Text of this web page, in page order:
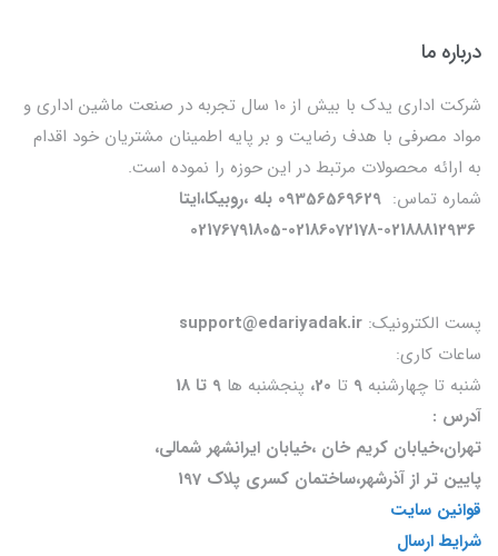
درباره ما
شرکت اداری یدک با بیش از 10 سال تجربه در صنعت ماشین اداری و
مواد مصرفی با هدف رضایت و بر پایه اطمینان مشتریان خود اقدام
به ارائه محصولات مرتبط در این حوزه را نموده است.
شماره تماس: 09356569629 بله ،روبیکا،ایتا
02176791805-02186072178-02188812936
پست الکترونیک:
ساعات کاری:
شنبه تا چهارشنبه 9 تا 20، پنجشنبه ها
آدرس :
تهران،خیابان کریم خان ،خیابان ایرانشهر شمالی،
پایین تر از آذرشهر،ساختمان کسری پلاک 197
قوانین سایت
شرایط ارسال